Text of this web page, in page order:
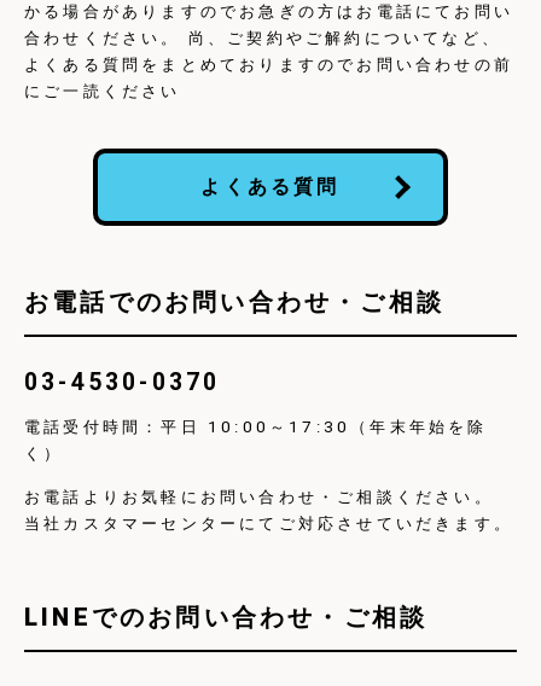
かる場合がありますのでお急ぎの方はお電話にてお問い
合わせください。 尚、ご契約やご解約についてなど、
よくある質問をまとめておりますのでお問い合わせの前
にご一読ください
よくある質問
お電話でのお問い合わせ・ご相談
03-4530-0370
電話受付時間：平日 10:00～17:30（年末年始を除
く）
お電話よりお気軽にお問い合わせ・ご相談ください。
当社カスタマーセンターにてご対応させていだきます。
LINEでのお問い合わせ・ご相談